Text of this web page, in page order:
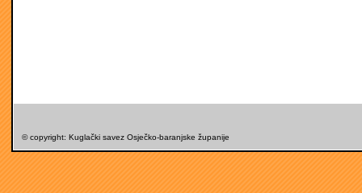
© copyright: Kuglački savez Osječko-baranjske županije